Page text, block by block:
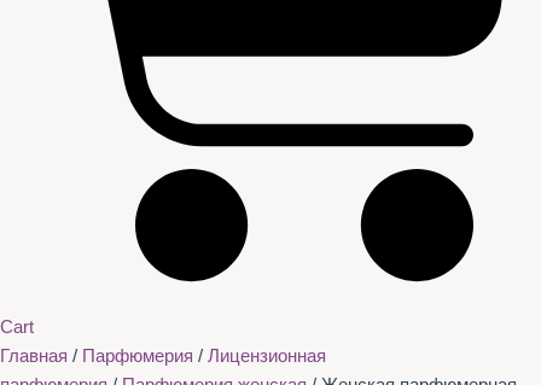
Cart
Главная / Парфюмерия / Лицензионная